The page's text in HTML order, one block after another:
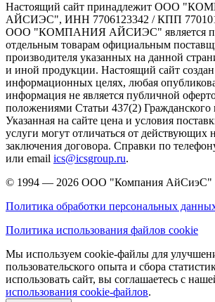
Настоящий сайт принадлежит ООО
АЙСИЭС", ИНН 7706123342 / КПП
ООО "КОМПАНИЯ АЙСИЭС" является
отдельным товарам официальным
производителя указанных на данной
и иной продукции. Настоящий сайт
информационных целях, любая
информация не является публичной
положениями Статьи 437(2) Гражданского
Указанная на сайте цена и условия
услуги могут отличаться от действующих
заключения договора. Справки по
или email ics@icsgroup.ru.
© 1994 — 2026 ООО "Компания АйСиэС"
Политика обработки персональных
Политика использования файлов cookie
Мы используем cookie-файлы для
пользовательского опыта и сбора
использовать сайт, вы соглашаетесь с
использования cookie-файлов.